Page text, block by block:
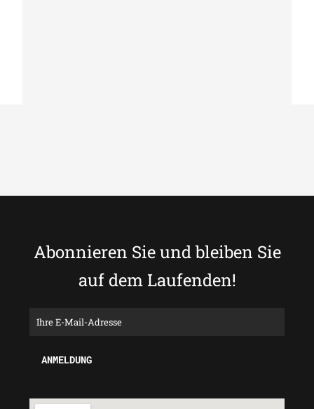
Abonnieren Sie und bleiben Sie
auf dem Laufenden!